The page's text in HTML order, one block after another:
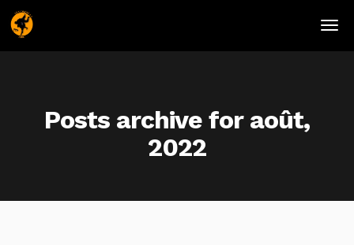
Posts archive for août,
2022